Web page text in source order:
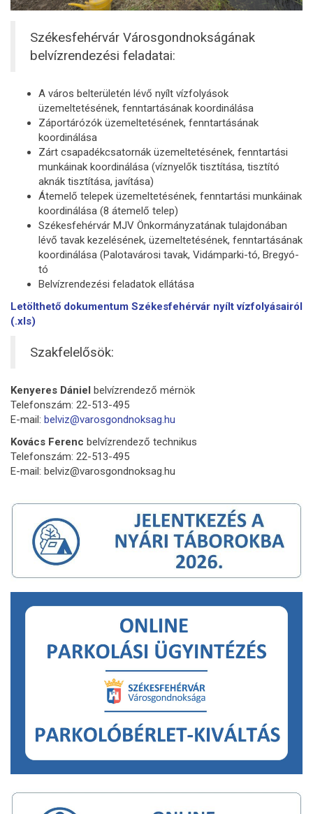
Székesfehérvár Városgondnokságának
belvízrendezési feladatai:
A város belterületén lévő nyílt vízfolyások
üzemeltetésének, fenntartásának koordinálása
Záportárózók üzemeltetésének, fenntartásának
koordinálása
Zárt csapadékcsatornák üzemeltetésének, fenntartási
munkáinak koordinálása (víznyelők tisztítása, tisztító
aknák tisztítása, javítása)
Átemelő telepek üzemeltetésének, fenntartási munkáinak
koordinálása (8 átemelő telep)
Székesfehérvár MJV Önkormányzatának tulajdonában
lévő tavak kezelésének, üzemeltetésének, fenntartásának
koordinálása (Palotavárosi tavak, Vidámparki-tó, Bregyó-
tó
Belvízrendezési feladatok ellátása
Letölthető dokumentum Székesfehérvár nyílt vízfolyásairól
(.xls)
Szakfelelősök:
Kenyeres Dániel belvízrendező mérnök
Telefonszám: 22-513-495
E-mail: belviz@varosgondnoksag.hu
Kovács Ferenc belvízrendező technikus
Telefonszám: 22-513-495
E-mail: belviz@varosgondnoksag.hu